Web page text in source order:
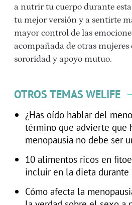
a nutrir tu cuerpo durante
tu mejor versión y a sentirte
mayor control de las
acompañada de otras
sororidad y apoyo mutuo.
OTROS TEMAS WELIFE
¿Has oído hablar del
término que advierte que
menopausia no debe ser
10 alimentos ricos en
incluir en la dieta durante
Cómo afecta la